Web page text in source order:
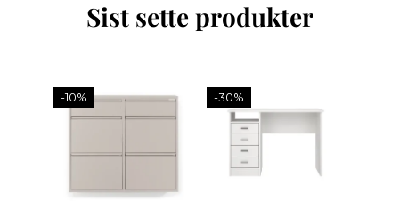
Sist sette produkter
-10% -30%